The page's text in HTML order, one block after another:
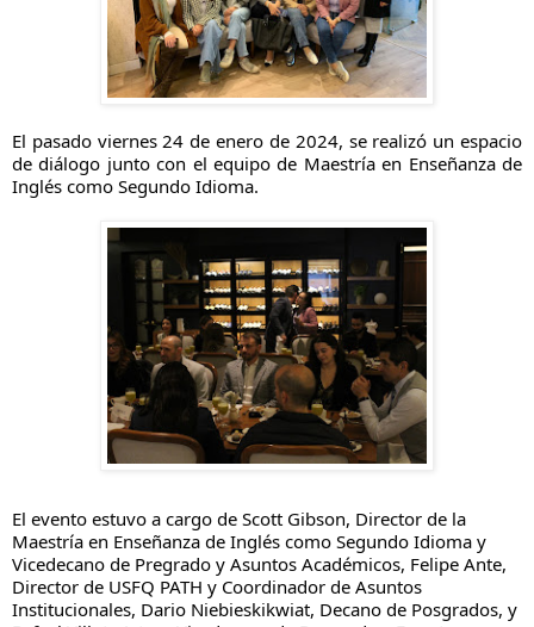
El pasado viernes 24 de enero de 2024, se realizó un espacio
de diálogo junto con el equipo de Maestría en Enseñanza de
Inglés como Segundo Idioma.
El evento estuvo a cargo de Scott Gibson, Director de la
Maestría en Enseñanza de Inglés como Segundo Idioma y
Vicedecano de Pregrado y Asuntos Académicos, Felipe Ante,
Director de USFQ PATH y Coordinador de Asuntos
Institucionales, Dario Niebieskikwiat, Decano de Posgrados, y